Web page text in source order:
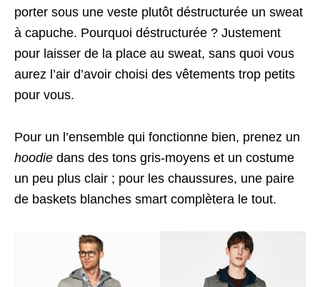
porter sous une veste plutôt déstructurée un sweat
à capuche. Pourquoi déstructurée ? Justement
pour laisser de la place au sweat, sans quoi vous
aurez l’air d’avoir choisi des vêtements trop petits
pour vous.
Pour un l’ensemble qui fonctionne bien, prenez un
hoodie dans des tons gris-moyens et un costume
un peu plus clair ; pour les chaussures, une paire
de baskets blanches smart complètera le tout.